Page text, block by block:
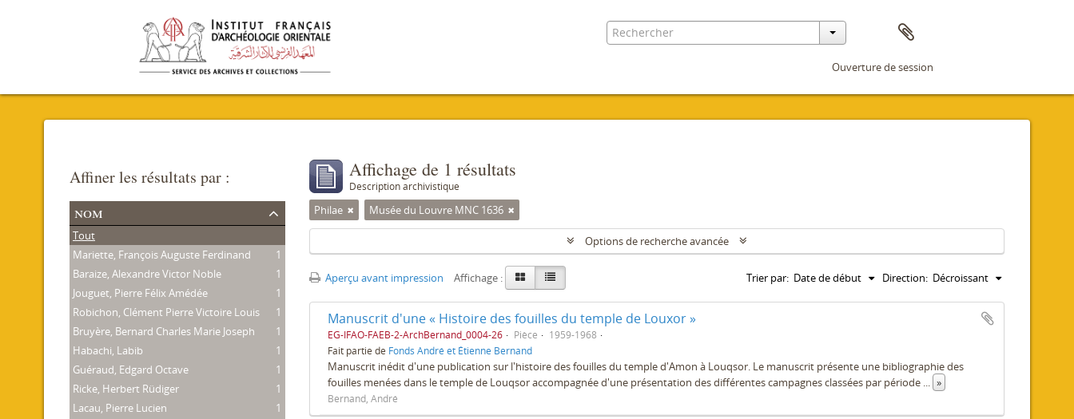
Ouverture de session
Affiner les résultats par :
nom
Tout
Mariette, François Auguste Ferdinand
1
Baraize, Alexandre Victor Noble
1
Jouguet, Pierre Félix Amédée
1
Robichon, Clément Pierre Victoire Louis
1
Bruyère, Bernard Charles Marie Joseph
1
Habachi, Labib
1
Guéraud, Edgard Octave
1
Ricke, Herbert Rüdiger
1
Lacau, Pierre Lucien
1
Affichage de 1 résultats
Description archivistique
Philae Musée du Louvre MNC 1636
Options de recherche avancée
Aperçu avant impression Affichage : Trier par: Date de début Direction: Décroissant
Manuscrit d'une « Histoire des fouilles du temple de Louxor »
EG-IFAO-FAEB-2-ArchBernand_0004-26 Pièce
1959-1968
Fait partie de Fonds André et Étienne Bernand
Manuscrit inédit d'une publication sur l'histoire des fouilles du temple d'Amon à Louqsor. Le manuscrit présente une bibliographie des
fouilles menées dans le temple de Louqsor accompagnée d'une présentation des différentes campagnes classées par période ... »
Bernand, André